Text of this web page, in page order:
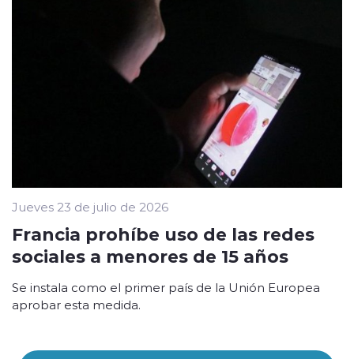
Jueves 23 de julio de 2026
Francia prohíbe uso de las redes
sociales a menores de 15 años
Se instala como el primer país de la Unión Europea
aprobar esta medida.